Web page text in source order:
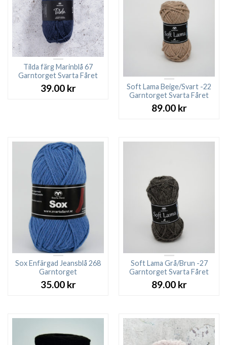
Tilda färg Marinblå 67
Garntorget Svarta Fåret
39.00 kr
Soft Lama Beige/Svart -22
Garntorget Svarta Fåret
89.00 kr
Sox Enfärgad Jeansblå 268
Garntorget
35.00 kr
Soft Lama Grå/Brun -27
Garntorget Svarta Fåret
89.00 kr